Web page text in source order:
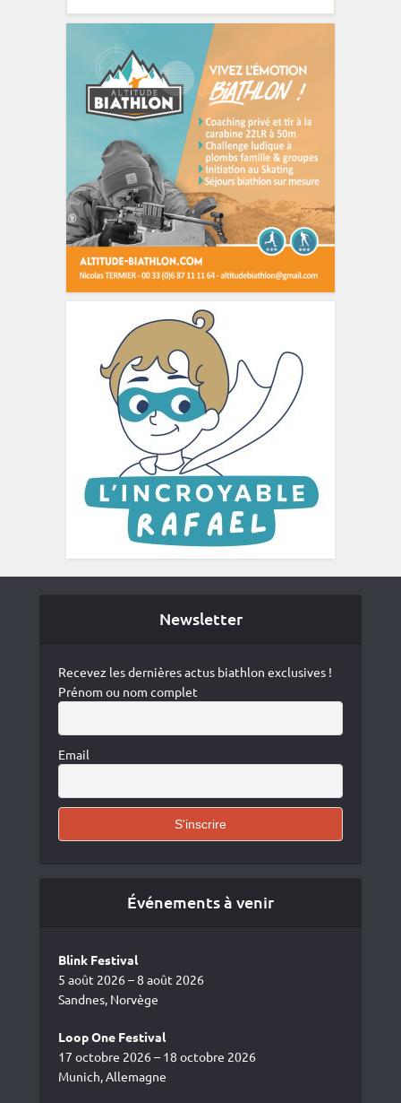
Newsletter
Recevez les dernières actus biathlon exclusives !
Prénom ou nom complet
Email
Événements à venir
Blink Festival
5 août 2026 – 8 août 2026
Sandnes, Norvège
Loop One Festival
17 octobre 2026 – 18 octobre 2026
Munich, Allemagne